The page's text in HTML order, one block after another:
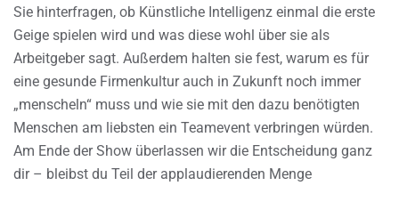
Sie hinterfragen, ob Künstliche Intelligenz einmal die erste
Geige spielen wird und was diese wohl über sie als
Arbeitgeber sagt. Außerdem halten sie fest, warum es für
eine gesunde Firmenkultur auch in Zukunft noch immer
„menscheln“ muss und wie sie mit den dazu benötigten
Menschen am liebsten ein Teamevent verbringen würden.
Am Ende der Show überlassen wir die Entscheidung ganz
dir – bleibst du Teil der applaudierenden Menge